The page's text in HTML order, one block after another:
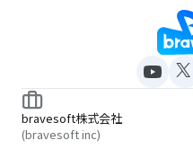
bravesoft株式会社
(bravesoft inc)